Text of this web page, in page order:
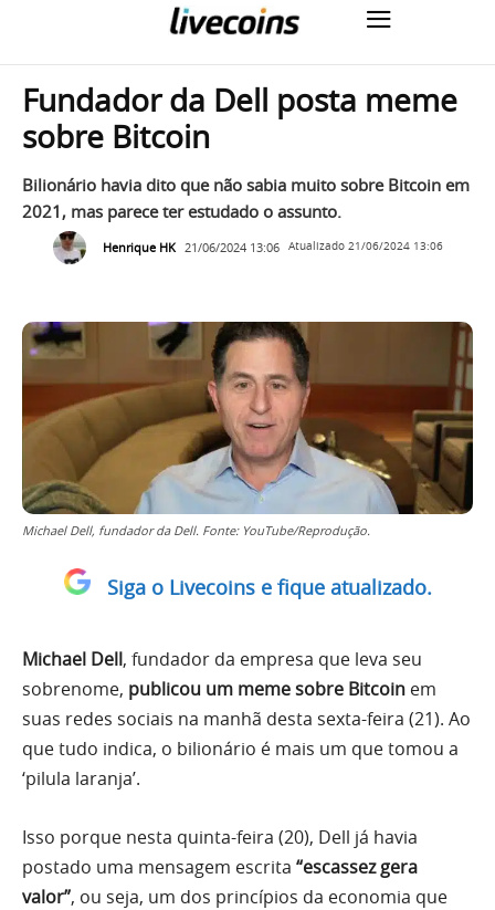
Fundador da Dell posta meme
sobre Bitcoin
Bilionário havia dito que não sabia muito sobre Bitcoin em
2021, mas parece ter estudado o assunto.
Henrique HK 21/06/2024 13:06 Atualizado 21/06/2024 13:06
Michael Dell, fundador da Dell. Fonte: YouTube/Reprodução.
Siga o Livecoins e fique atualizado.
Michael Dell, fundador da empresa que leva seu
sobrenome, publicou um meme sobre Bitcoin em
suas redes sociais na manhã desta sexta-feira (21). Ao
que tudo indica, o bilionário é mais um que tomou a
‘pilula laranja’.
Isso porque nesta quinta-feira (20), Dell já havia
postado uma mensagem escrita “escassez gera
valor”, ou seja, um dos princípios da economia que